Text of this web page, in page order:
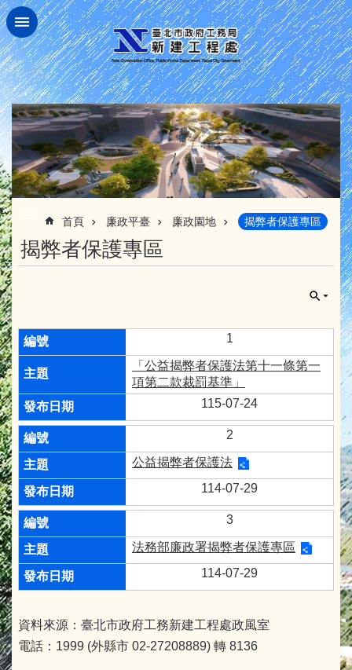
跳到主要內容區塊
首頁 廉政平臺 廉政園地 揭弊者保護專區
揭弊者保護專區
1
「公益揭弊者保護法第十一條第一
項第二款裁罰基準」
115-07-24
2
公益揭弊者保護法
114-07-29
3
法務部廉政署揭弊者保護專區
114-07-29
資料來源：臺北市政府工務新建工程處政風室
電話：1999 (外縣市 02-27208889) 轉 8136